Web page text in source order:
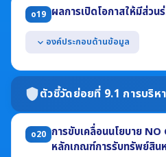
(1) จำนวนเรื่องร้องเรียนทั้งหมด
(3) จำนวนเรื่องที่อยู่ระหว่างดำเนินก
o19 ผลการเปิดโอกาสให้มีส่ว
expand_more องค์ประกอบด้านข้อมูล
แสดงผลการเปิดโอกาสให้ผู้มีส่ว
2569 ที่เกี่ยวข้องกับ
- การมีส่วนร่วมในการกำหนดนโยบ
- การร่วมแลกเปลี่ยนความคิดเห็น
shieldตัวชี้วัดย่อยที่ 9.1 การบริห
o20 การขับเคลื่อนนโยบาย
หลักเกณฑ์การรับทรัพย์สิน